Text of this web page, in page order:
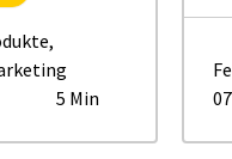
,
5 Min